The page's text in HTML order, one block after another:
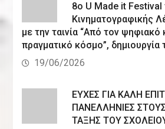
8ο U Made it Festival
Κινηματογραφικής
με την ταινία “Από τον
πραγματικό κόσμο”,
19/06/2026
ΕΥΧΕΣ ΓΙΑ ΚΑΛΗ
ΠΑΝΕΛΛΗΝΙΕΣ
ΤΑΞΗΣ ΤΟΥ